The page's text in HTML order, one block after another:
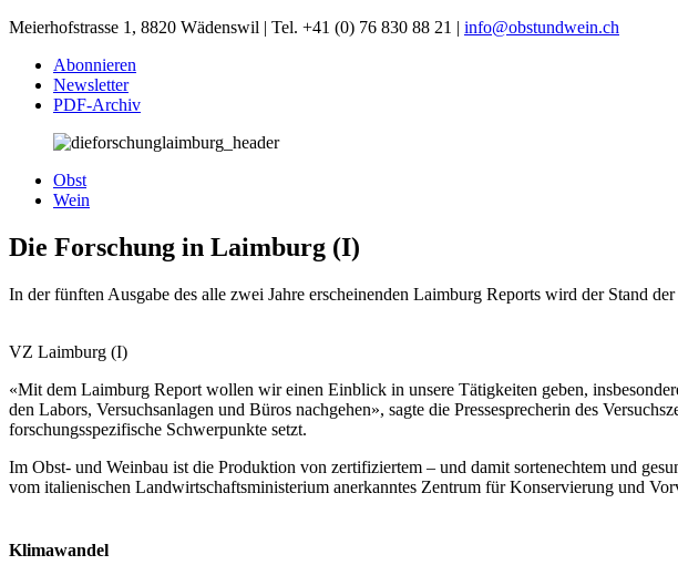
Meierhofstrasse 1, 8820 Wädenswil | Tel. +41 (0) 76 830 88 21 | info@obstundwein.ch
Abonnieren
Newsletter
PDF-Archiv
Obst
Wein
Die Forschung in Laimburg (I)
In der fünften Ausgabe des alle zwei Jahre erscheinenden Laimburg Reports wird der Stand
VZ Laimburg (I)
«Mit dem Laimburg Report wollen wir einen Einblick in unsere Tätigkeiten geben,
den Labors, Versuchsanlagen und Büros nachgehen», sagte die Pressesprecherin des
forschungsspezifische Schwerpunkte setzt.
Im Obst- und Weinbau ist die Produktion von zertifiziertem – und damit sortenechtem und
vom italienischen Landwirtschaftsministerium anerkanntes Zentrum für Konservierung und
Klimawandel